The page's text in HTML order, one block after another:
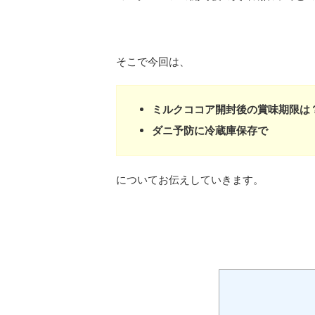
そこで今回は、
ミルクココア開封後の賞味期限は
ダニ予防に冷蔵庫保存で
についてお伝えしていきます。